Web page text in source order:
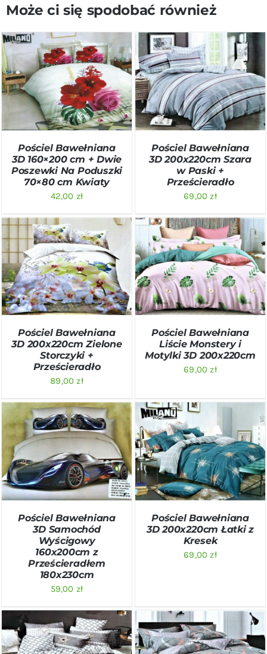
Może ci się spodobać również
DODAJ DO KOSZYKA
/
SZCZEGÓŁY
Pościel Bawełniana
3D 160×200 cm + Dwie
Poszewki Na Poduszki
70×80 cm Kwiaty
42,00 zł
DODAJ DO KOSZYKA
/
SZCZEGÓŁY
Pościel Bawełniana
3D 200x220cm Szara
w Paski +
Prześcieradło
69,00zł
DODAJ DO KOSZYKA
/
SZCZEGÓŁY
Pościel Bawełniana
3D 200x220cm Zielone
Storczyki +
Prześcieradło
89,00zł
DODAJ DO KOSZYKA
/
SZCZEGÓŁY
Pościel Bawełniana
Liście Monstery i
Motylki 3D 200x220cm
69,00zł
DODAJ DO KOSZYKA
SZCZEGÓŁY
Pościel Bawełniana
3D Samochód
Wyścigowy
160x200cm z
Prześcieradłem
180x230cm
59,00 zł
DODAJ DO KOSZYKA
/
SZCZEGÓŁY
Pościel Bawełniana
3D 200x220cm Łatki z
Kresek
69,00zł